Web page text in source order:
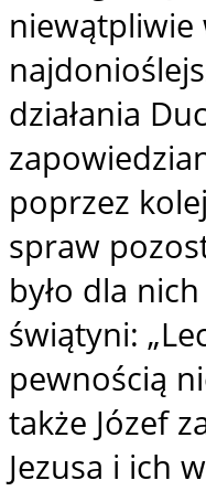
niewątpliwie
działania
poprzez
spraw
było dla
świątyni:
pewnością
także Józef
Jezusa i ich